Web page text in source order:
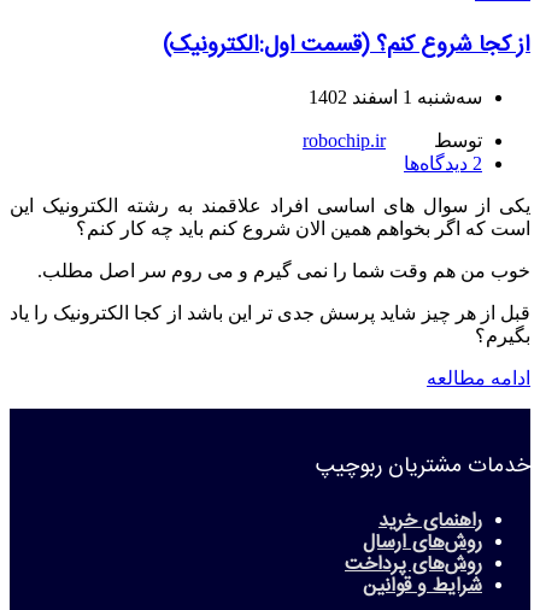
از کجا شروع کنم؟ (قسمت اول:الکترونیک)
سه‌شنبه 1 اسفند 1402
توسط
robochip.ir
2 دیدگاه‌ها
یکی از سوال های اساسی افراد علاقمند به رشته الکترونیک این
است که اگر بخواهم همین الان شروع کنم باید چه کار کنم؟
خوب من هم وقت شما را نمی گیرم و می روم سر اصل مطلب.
قبل از هر چیز شاید پرسش جدی تر این باشد از کجا الکترونیک را یاد
بگیرم؟
ادامه مطالعه
خدمات مشتریان ربوچیپ
راهنمای خرید
روش‌های ارسال
روش‌های پرداخت
شرایط و قوانین